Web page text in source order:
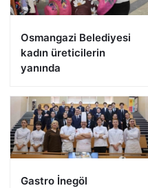
Osmangazi Belediyesi
kadın üreticilerin
yanında
Gastro İnegöl